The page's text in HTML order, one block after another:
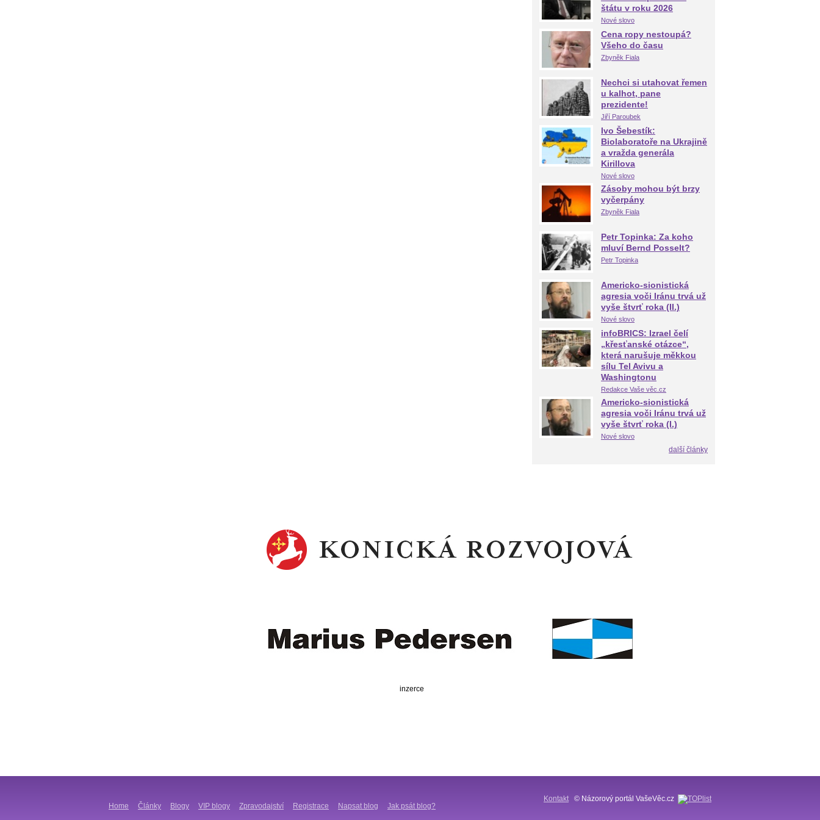
štátu v roku 2026
Nové slovo
Cena ropy nestoupá?
Všeho do času
Zbyněk Fiala
Nechci si utahovat řemen
u kalhot, pane
prezidente!
Jiří Paroubek
Ivo Šebestík:
Biolaboratoře na Ukrajině
a vražda generála
Kirillova
Nové slovo
Zásoby mohou být brzy
vyčerpány
Zbyněk Fiala
Petr Topinka: Za koho
mluví Bernd Posselt?
Petr Topinka
Americko-sionistická
agresia voči Iránu trvá už
vyše štvrť roka (II.)
Nové slovo
infoBRICS: Izrael čelí
„křesťanské otázce“,
která narušuje měkkou
sílu Tel Avivu a
Washingtonu
Redakce Vaše věc.cz
Americko-sionistická
agresia voči Iránu trvá už
vyše štvrť roka (I.)
Nové slovo
další články
inzerce
Home Články Blogy VIP blogy Zpravodajství Registrace Napsat blog Jak psát blog?
Kontakt © Názorový portál VašeVěc.cz